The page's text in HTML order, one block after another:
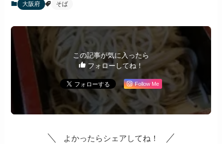
大阪府 そば
この記事が気に入ったら
フォローしてね！
Follow Me
よかったらシェアしてね！